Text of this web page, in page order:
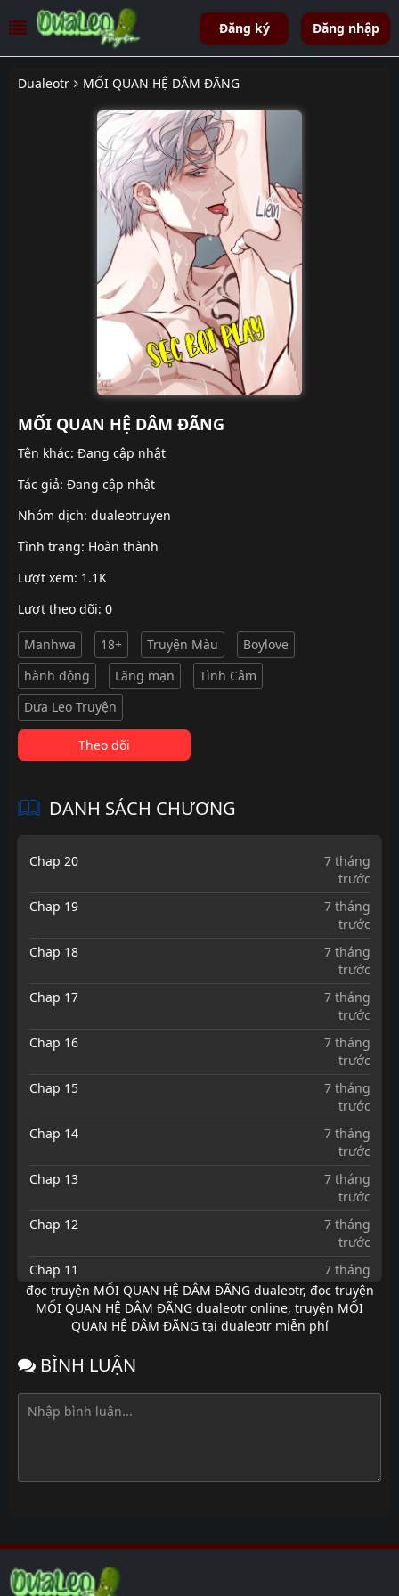
Đăng ký Đăng nhập
Dualeotr MỐI QUAN HỆ DÂM ĐÃNG
MỐI QUAN HỆ DÂM ĐÃNG
Tên khác: Đang cập nhật
Tác giả: Đang cập nhật
Nhóm dịch: dualeotruyen
Tình trạng: Hoàn thành
Lượt xem: 1.1K
Lượt theo dõi: 0
Manhwa 18+ Truyện Màu
Boylove
hành động
Lãng mạn
Tình Cảm
Dưa Leo Truyện
Theo dõi
DANH SÁCH CHƯƠNG
Chap 20
7 tháng
trước
Chap 19
7 tháng
trước
Chap 18
7 tháng
trước
Chap 17
7 tháng
trước
Chap 16
7 tháng
trước
Chap 15
7 tháng
trước
Chap 14
7 tháng
trước
Chap 13
7 tháng
trước
Chap 12
7 tháng
trước
Chap 11
7 tháng
trước
Chap 10
7 tháng
Chap 9
Chap 8
Chap 5
7 tháng
Chap 4
đọc truyện MỐI QUAN HỆ DÂM ĐÃNG dualeotr, đọc truyện
MỐI QUAN HỆ DÂM ĐÃNG dualeotr online, truyện MỐI
QUAN HỆ DÂM ĐÃNG tại dualeotr miễn phí
BÌNH LUẬN